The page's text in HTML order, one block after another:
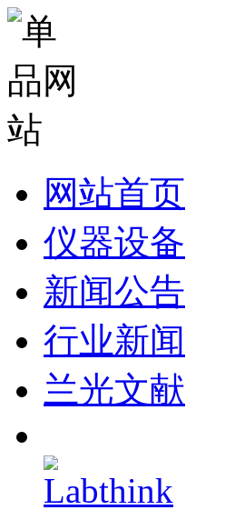
网站首页
仪器设备
新闻公告
行业新闻
兰光文献